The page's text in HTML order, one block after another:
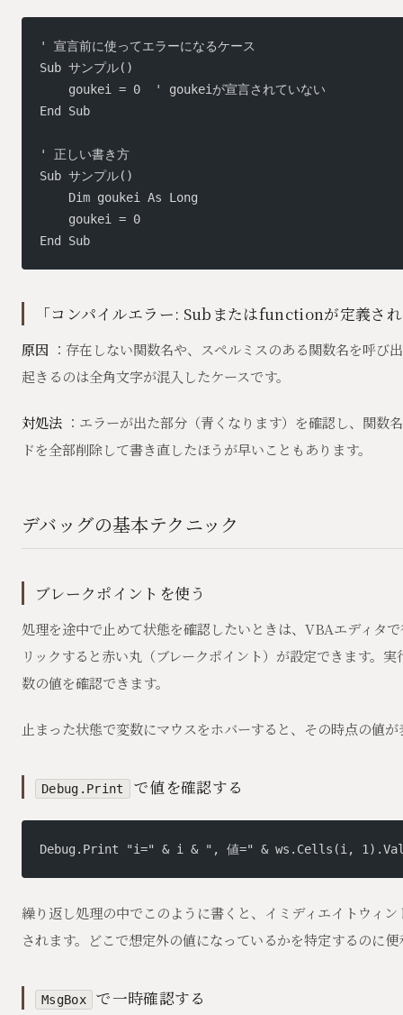
' 宣言前に使ってエラーになるケース
Sub サンプル()
    goukei = 0  ' goukeiが宣言されていない
End Sub
' 正しい書き方
Sub サンプル()
    Dim goukei As Long
    goukei = 0
End Sub
「コンパイルエラー: Subまたはfunctionが定義さ
原因 ：存在しない関数名や、スペルミスのある関数名を呼び
起きるのは全角文字が混入したケースです。
対処法 ：エラーが出た部分（青くなります）を確認し、関数
ドを全部削除して書き直したほうが早いこともあります。
デバッグの基本テクニック
ブレークポイントを使う
処理を途中で止めて状態を確認したいときは、VBAエディタ
リックすると赤い丸（ブレークポイント）が設定できます。
数の値を確認できます。
止まった状態で変数にマウスをホバーすると、その時点の値
Debug.Print で値を確認する
Debug.Print "i=" & i & ", 値=" & ws.Cells(i,
繰り返し処理の中でこのように書くと、イミディエイトウィ
されます。どこで想定外の値になっているかを特定するのに便
MsgBox で一時確認する